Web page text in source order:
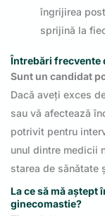
îngrijirea
sprijină la
Întrebări frecvente
Sunt un candidat
Dacă aveți exces
sau vă afectează
potrivit pentru
unul dintre medicii
starea de sănătate
La ce să mă aștept
ginecomastie?